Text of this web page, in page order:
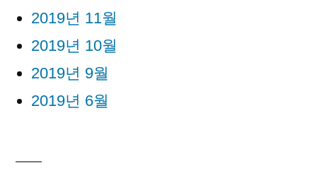
2019년 11월
2019년 10월
2019년 9월
2019년 6월